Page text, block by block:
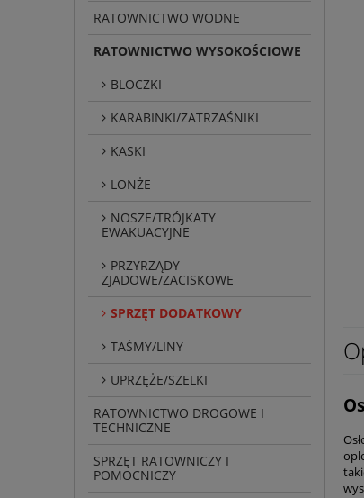
RATOWNICTWO WODNE
RATOWNICTWO WYSOKOŚCIOWE
BLOCZKI
KARABINKI/ZATRZAŚNIKI
KASKI
LONŻE
NOSZE/TRÓJKATY
EWAKUACYJNE
PRZYRZĄDY
ZJADOWE/ZACISKOWE
SPRZĘT DODATKOWY
TAŚMY/LINY
UPRZĘŻE/SZELKI
RATOWNICTWO DROGOWE I
TECHNICZNE
SPRZĘT RATOWNICZY I
POMOCNICZY